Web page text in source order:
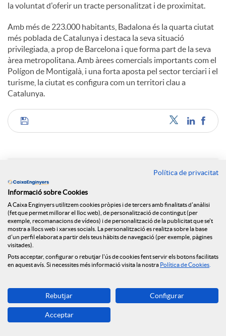
la voluntat d'oferir un tracte personalitzat i de proximitat.
Amb més de 223.000 habitants, Badalona és la quarta ciutat
més poblada de Catalunya i destaca la seva situació
privilegiada, a prop de Barcelona i que forma part de la seva
àrea metropolitana. Amb àrees comercials importants com el
Polígon de Montigalà, i una forta aposta pel sector terciari i el
turisme, la ciutat es configura com un territori clau a
Catalunya.
C
m
p
a
r
t
Notícies relacionades
NEWS & YOU núm.12
Caixa Enginyers segueix obrint oficines i arriba a
Caixa Enginyers preveu una segona meitat del
l’estabilitat econòmica
Caixa Enginyers preveu una segona meitat del
2026 marcada per la volatilitat geopolítica i
Política de privacitat
Informació sobre Cookies
A Caixa Enginyers utilitzem cookies pròpies i de tercers amb finalitats d'anàlisi
(fet que permet millorar el lloc web), de personalització de contingut (per
exemple, recomanacions de vídeos) i de personalització de la publicitat que se't
mostra a llocs web i xarxes socials. La personalització es realitza sobre la base
d'un perfil elaborat a partir dels teus hàbits de navegació (per exemple, pàgines
visitades).
Pots acceptar, configurar o rebutjar l'ús de cookies fent servir els botons facilitats
en aquest avís. Si necessites més informació visita la nostra Política de Cookies
Rebutjar Configurar
Acceptar